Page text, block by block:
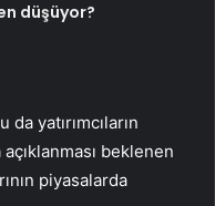
düşüyor?
yatırımcıların
beklenen
piyasalarda